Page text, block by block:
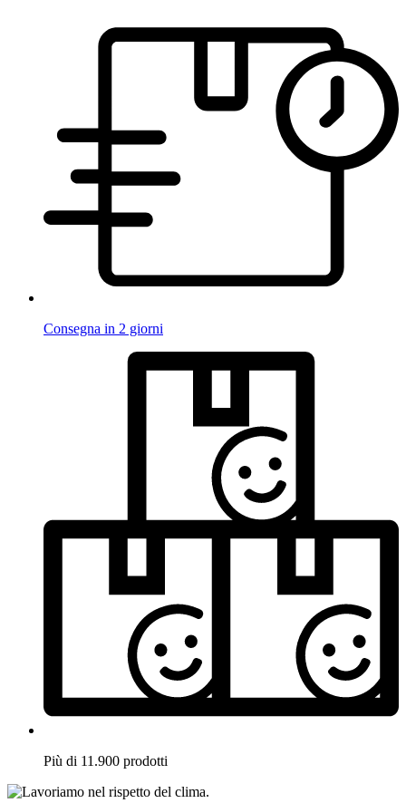
Consegna in 2 giorni
Più di 11.900 prodotti